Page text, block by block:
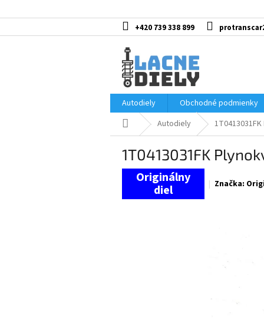
na
+420 739 338 899
Autodiely
Obchodné podmienky
DomovAutodiely
1T0413031FK
Značka: